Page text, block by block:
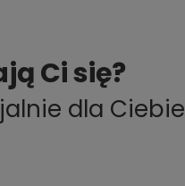
Ci się?
dla Ciebie